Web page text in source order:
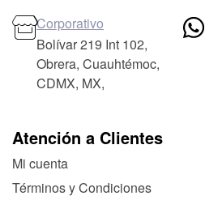
Atención a Clientes
Mi cuenta
Términos y Condiciones
Corporativo
Bolívar 219 Int 102,
Obrera, Cuauhtémoc,
CDMX, MX,